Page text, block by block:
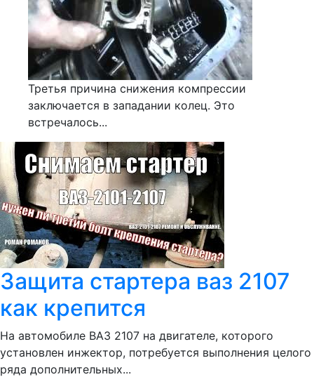
Третья причина снижения компрессии
заключается в западании колец. Это
встречалось...
Защита стартера ваз 2107
как крепится
На автомобиле ВАЗ 2107 на двигателе, которого
установлен инжектор, потребуется выполнения целого
ряда дополнительных...